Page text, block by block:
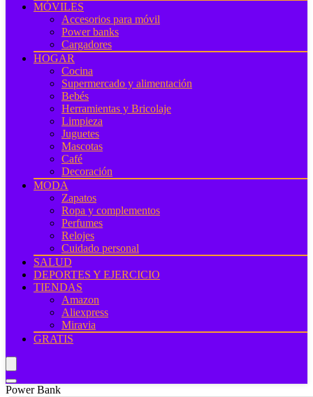
MÓVILES
Accesorios para móvil
Power banks
Cargadores
HOGAR
Cocina
Supermercado y alimentación
Bebés
Herramientas y Bricolaje
Limpieza
Juguetes
Mascotas
Café
Decoración
MODA
Zapatos
Ropa y complementos
Perfumes
Relojes
Cuidado personal
SALUD
DEPORTES Y EJERCICIO
TIENDAS
Amazon
Aliexpress
Miravia
GRATIS
Power Bank